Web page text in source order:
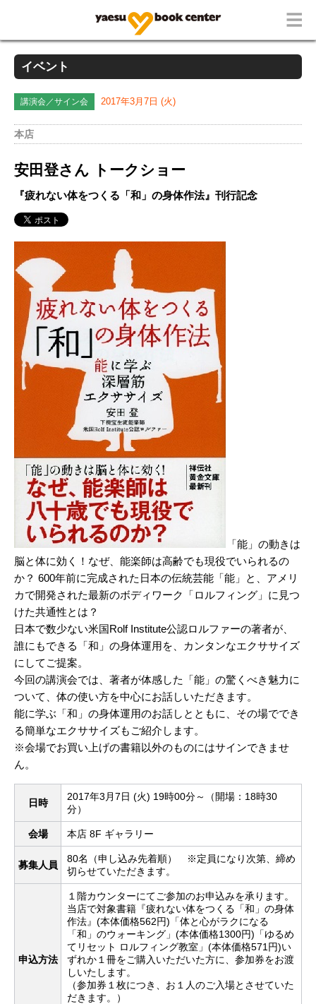
イベント
講演会／サイン会 2017年3月7日 (火)
本店
安田登さん トークショー
『疲れない体をつくる「和」の身体作法』刊行記念
「能」の動きは
脳と体に効く！なぜ、能楽師は高齢でも現役でいられるの
か？ 600年前に完成された日本の伝統芸能「能」と、アメリ
カで開発された最新のボディワーク「ロルフィング」に見つ
けた共通性とは？
日本で数少ない米国Rolf Institute公認ロルファーの著者が、
誰にもできる「和」の身体運用を、カンタンなエクササイズ
にしてご提案。
今回の講演会では、著者が体感した「能」の驚くべき魅力に
ついて、体の使い方を中心にお話しいただきます。
能に学ぶ「和」の身体運用のお話しとともに、その場ででき
る簡単なエクササイズもご紹介します。
※会場でお買い上げの書籍以外のものにはサインできませ
ん。
日時
2017年3月7日 (火) 19時00分～（開場：18時30
分）
会場 本店 8F ギャラリー
募集人員
80名（申し込み先着順） ※定員になり次第、締め
切らせていただきます。
申込方法
１階カウンターにてご参加のお申込みを承ります。
当店で対象書籍『疲れない体をつくる「和」の身体
作法』(本体価格562円)「体と心がラクになる
「和」のウォーキング」(本体価格1300円)「ゆるめ
てリセット ロルフィング教室」(本体価格571円)い
ずれか１冊をご購入いただいた方に、参加券をお渡
しいたします。
（参加券１枚につき、お１人のご入場とさせていた
だきます。）